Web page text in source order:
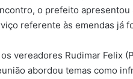
o prefeito apresentou
referente às emendas já
vereadores Rudimar Felix
abordou temas como